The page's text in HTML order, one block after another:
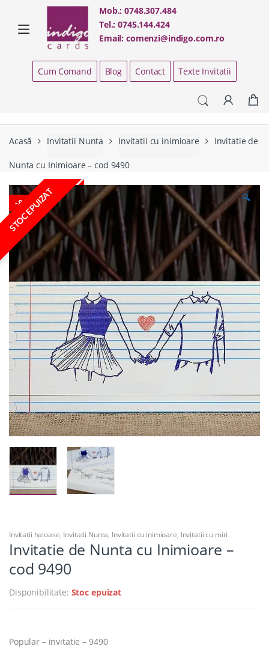
navigation
content
Mob.:0748.307.484
Tel.:0745.144.424
Email:comenzi@indigo.com.ro
Cum Comand Blog Contact Texte Invitatii
Acasă Invitatii Nunta Invitatii cu inimioare Invitatie de
Nunta cu Inimioare – cod 9490
STOC EPUIZAT
-80% 🔍
Invitatii haioase, Invitatii Nunta, Invitatii cu inimioare, Invitatii cu miri
Invitatie de Nunta cu Inimioare –
cod 9490
Disponibilitate: Stoc epuizat
Popular – invitatie – 9490